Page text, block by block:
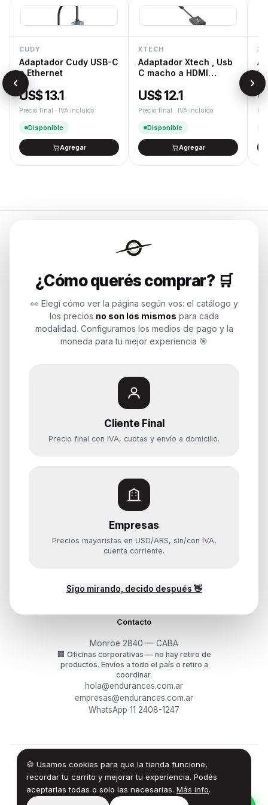
CUDY
Adaptador Cudy USB-C
a Ethernet
US$ 13.1
Precio final · IVA incluido
Disponible
Agregar
XTECH
Adaptador Xtech , Usb
C macho a HDMI
US$ 12.1
Precio final · IVA incluido
Disponible
Agregar
1,
¿Cómo querés comprar? 🛒
👀 Elegí cómo ver la página según vos: el catálogo y
los precios no son los mismos para cada
modalidad. Configuramos los medios de pago y la
moneda para tu mejor experiencia 🎯
Cliente Final
Precio final con IVA, cuotas y envío a domicilio.
Empresas
Precios mayoristas en USD/ARS, sin/con IVA,
cuenta corriente.
Sigo mirando, decido después 👋
🍪 Usamos cookies para que la tienda funcione,
recordar tu carrito y mejorar tu experiencia. Podés
aceptarlas todas o solo las necesarias. Más info.
Endurances
Soluciones de tecnología para
Potenciamos tu mundo.
Time to work
Categorías
Notebooks
Computadoras y PCs
Componentes
Almacenamiento
Monitores y Pantallas
Ayuda
Mis pedidos
¿Cómo querés comprar?
Contacto
Monroe 2840 — CABA
🏢 Oficinas corporativas — no hay retiro de
productos. Envíos a todo el país o retiro a
coordinar.
hola@endurances.com.ar
empresas@endurances.com.ar
WhatsApp 11 2408-1247
© 2026Endurances Technology SA · CUIT 30-71861942-0
Términos·Privacidad ·Devoluciones
100% Design by — Endurances IT